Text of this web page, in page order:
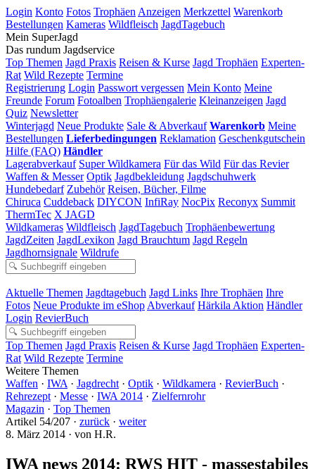
Login Konto Fotos Trophäen Anzeigen Merkzettel Warenkorb
Bestellungen Kameras Wildfleisch JagdTagebuch
Mein SuperJagd
Das rundum Jagdservice
Top Themen Jagd Praxis Reisen & Kurse Jagd Trophäen Experten-
Rat Wild Rezepte Termine
Registrierung Login Passwort vergessen Mein Konto Meine
Freunde Forum Fotoalben Trophäengalerie Kleinanzeigen Jagd
Quiz Newsletter
Winterjagd Neue Produkte Sale & Abverkauf Warenkorb Meine
Bestellungen Lieferbedingungen Reklamation Geschenkgutschein
Hilfe (FAQ) Händler
Lagerabverkauf Super Wildkamera Für das Wild Für das Revier
Waffen & Messer Optik Jagdbekleidung Jagdschuhwerk
Hundebedarf Zubehör Reisen, Bücher, Filme
Chiruca Cuddeback DIYCON InfiRay NocPix Reconyx Summit
ThermTec X JAGD
Wildkameras Wildfleisch JagdTagebuch Trophäenbewertung
JagdZeiten JagdLexikon Jagd Brauchtum Jagd Regeln
Jagdhornsignale Wildrufe
Aktuelle Themen Jagdtagebuch Jagd Links Ihre Trophäen Ihre
Fotos Neue Produkte im eShop Abverkauf Härkila Aktion Händler
Login RevierBuch
Top Themen Jagd Praxis Reisen & Kurse Jagd Trophäen Experten-
Rat Wild Rezepte Termine
Weitere Themen
Waffen · IWA · Jagdrecht · Optik · Wildkamera · RevierBuch ·
Rehrezept · Messe · IWA 2014 · Zielfernrohr
Magazin · Top Themen
Artikel 54/207 · zurück · weiter
8. März 2014 · von H.R.
IWA news 2014: RWS HIT - massestabiles